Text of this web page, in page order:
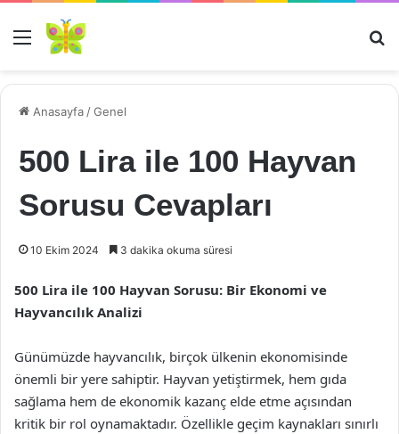
Menü
Anasayfa /Genel
500 Lira ile 100 Hayvan
Sorusu Cevapları
10 Ekim 2024 3 dakika okuma süresi
500 Lira ile 100 Hayvan Sorusu: Bir Ekonomi ve
Hayvancılık Analizi
Günümüzde hayvancılık, birçok ülkenin ekonomisinde
önemli bir yere sahiptir. Hayvan yetiştirmek, hem gıda
sağlama hem de ekonomik kazanç elde etme açısından
kritik bir rol oynamaktadır. Özellikle geçim kaynakları sınırlı